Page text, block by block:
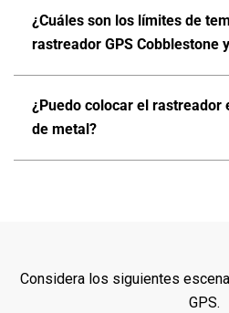
¿Cuáles son los límites de
rastreador GPS Cobblestone
¿Puedo colocar el rastreador
de metal?
Considera los siguientes
GPS.